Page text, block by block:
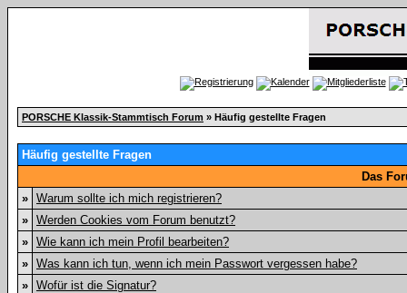
PORSCHE Klassik-Stammtisch Forum » Häufig gestellte Fragen
Häufig gestellte Fragen
Das
» Warum sollte ich mich registrieren?
» Werden Cookies vom Forum benutzt?
» Wie kann ich mein Profil bearbeiten?
» Was kann ich tun, wenn ich mein Passwort vergessen habe?
» Wofür ist die Signatur?